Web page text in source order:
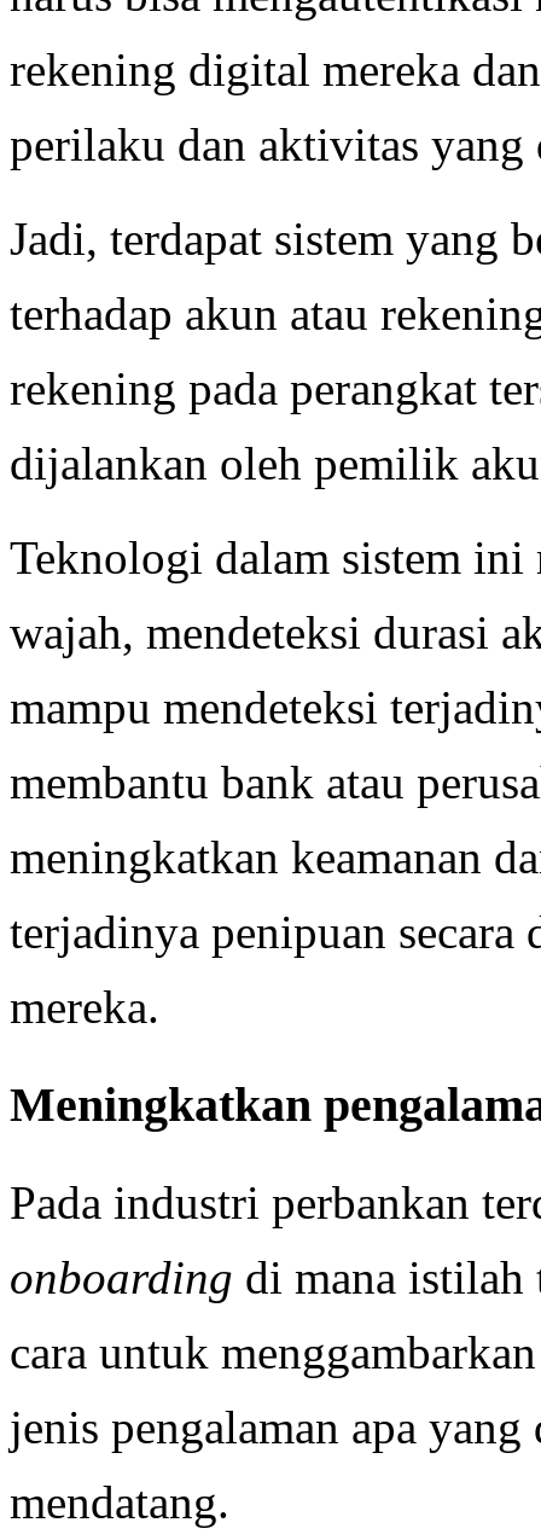
rekening digital mereka
perilaku dan aktivitas yang
Jadi, terdapat sistem yang
terhadap akun atau
rekening pada perangkat
dijalankan oleh pemilik
Teknologi dalam sistem ini
wajah, mendeteksi durasi
mampu mendeteksi
membantu bank atau
meningkatkan keamanan
terjadinya penipuan
mereka.
Meningkatkan
Pada industri perbankan
onboarding di mana istilah
cara untuk
jenis pengalaman apa
mendatang.